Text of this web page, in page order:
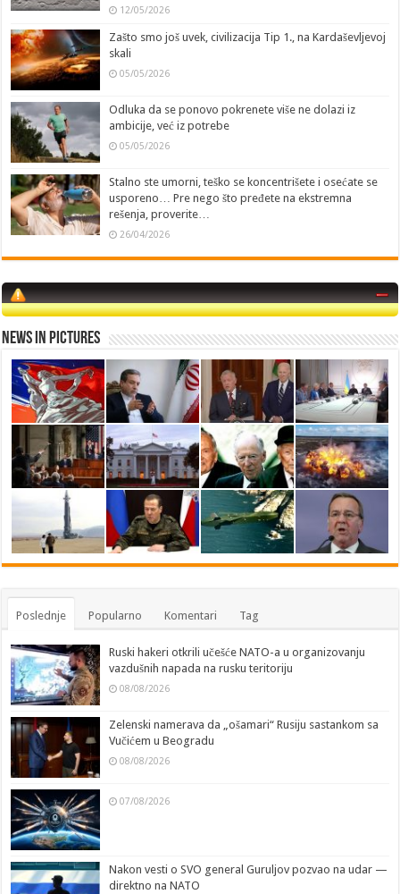
12/05/2026
Zašto smo još uvek, civilizacija Tip 1., na Kardaševljevoj
skali
05/05/2026
Odluka da se ponovo pokrenete više ne dolazi iz
ambicije, već iz potrebe
05/05/2026
Stalno ste umorni, teško se koncentrišete i osećate se
usporeno… Pre nego što pređete na ekstremna
rešenja, proverite…
26/04/2026
News in Pictures
Poslednje Popularno Komentari Tag
Ruski hakeri otkrili učešće NATO-a u organizovanju
vazdušnih napada na rusku teritoriju
08/08/2026
Zelenski namerava da „ošamari“ Rusiju sastankom sa
Vučićem u Beogradu
08/08/2026
07/08/2026
Nakon vesti o SVO general Guruljov pozvao na udar —
direktno na NATO